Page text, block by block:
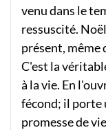
venu dans le
ressuscité.
présent, même
C'est la
à la vie. En
fécond; il porte
promesse de